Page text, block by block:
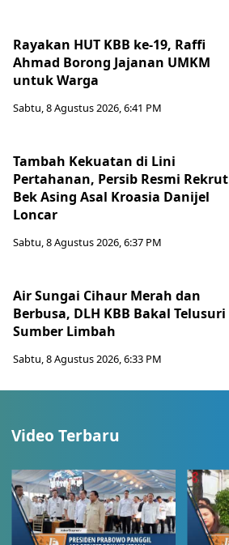
Rayakan HUT KBB ke-19, Raffi
Ahmad Borong Jajanan UMKM
untuk Warga
Sabtu, 8 Agustus 2026, 6:41 PM
Tambah Kekuatan di Lini
Pertahanan, Persib Resmi Rekrut
Bek Asing Asal Kroasia Danijel
Loncar
Sabtu, 8 Agustus 2026, 6:37 PM
Air Sungai Cihaur Merah dan
Berbusa, DLH KBB Bakal Telusuri
Sumber Limbah
Sabtu, 8 Agustus 2026, 6:33 PM
Video Terbaru